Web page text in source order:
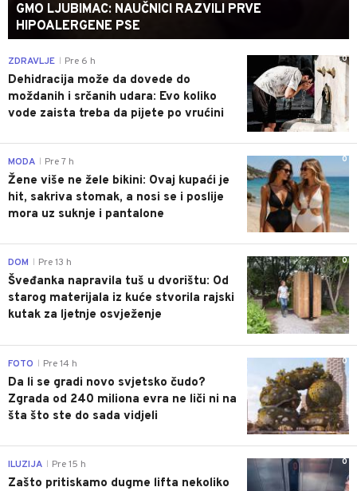
GMO LJUBIMAC: NAUČNICI RAZVILI PRVE
HIPOALERGENE PSE
0
ZDRAVLJE Pre 6 h
Dehidracija može da dovede do
moždanih i srčanih udara: Evo koliko
vode zaista treba da pijete po vrućini
0
MODA Pre 7 h
Žene više ne žele bikini: Ovaj kupaći je
hit, sakriva stomak, a nosi se i poslije
mora uz suknje i pantalone
0
DOM Pre 13 h
Šveđanka napravila tuš u dvorištu: Od
starog materijala iz kuće stvorila rajski
kutak za ljetnje osvježenje
0
FOTO Pre 14 h
Da li se gradi novo svjetsko čudo?
Zgrada od 240 miliona evra ne liči ni na
šta što ste do sada vidjeli
0
ILUZIJA Pre 15 h
Zašto pritiskamo dugme lifta nekoliko